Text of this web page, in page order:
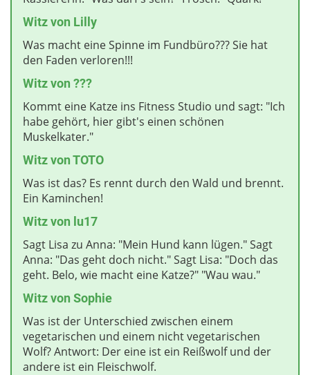
Witzvon Lilly
Was macht eine Spinne im Fundbüro??? Sie hat
den Faden verloren!!!
Witz von ???
Kommt eine Katze ins Fitness Studio und sagt: "Ich
habe gehört, hier gibt's einen schönen
Muskelkater."
Witz von TOTO
Was ist das? Es rennt durch den Wald und brennt.
Ein Kaminchen!
Witzvon lu17
Sagt Lisa zu Anna: "Mein Hund kann lügen." Sagt
Anna: "Das geht doch nicht." Sagt Lisa: "Doch das
geht. Belo, wie macht eine Katze?" "Wau wau."
Witzvon Sophie
Was ist der Unterschied zwischen einem
vegetarischen und einem nicht vegetarischen
Wolf? Antwort: Der eine ist ein Reißwolf und der
andere ist ein Fleischwolf.